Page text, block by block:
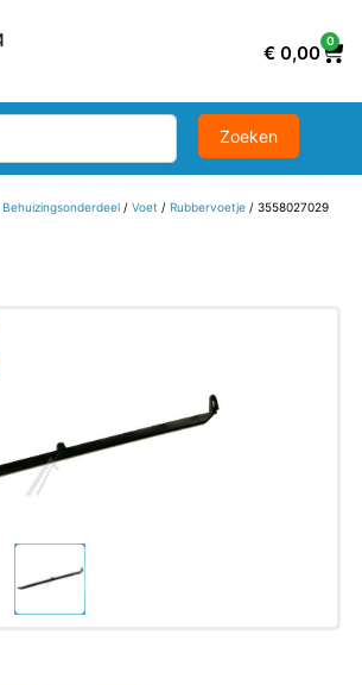
€ 0,00
0
Behuizingsonderdeel/ Voet / Rubbervoetje/ 3558027029